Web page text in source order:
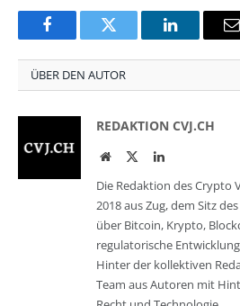
FacebookTwitter LinkedIn
ÜBER DEN AUTOR
REDAKTION CVJ.CH
WebsiteTwitterLinkedIn
Die Redaktion des Crypto
2018 aus Zug, dem Sitz
über Bitcoin, Krypto,
regulatorische
Hinter der kollektiven
Team aus Autoren mit